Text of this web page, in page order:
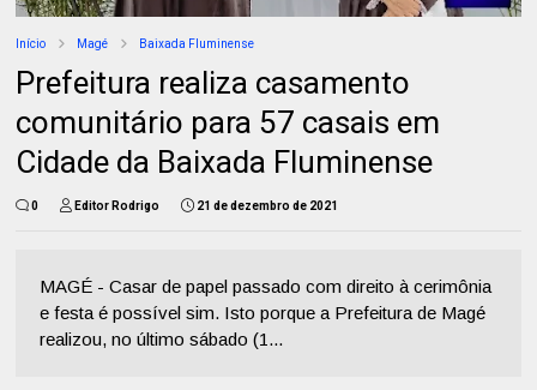
Início Magé Baixada Fluminense
Prefeitura realiza casamento
comunitário para 57 casais em
Cidade da Baixada Fluminense
0 Editor Rodrigo 21 de dezembro de 2021
MAGÉ - Casar de papel passado com direito à cerimônia
e festa é possível sim. Isto porque a Prefeitura de Magé
realizou, no último sábado (1...